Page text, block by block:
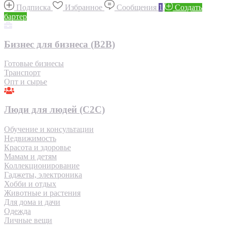
Подписка
Избранное Сообщения 1
Создать
бартер
Бизнес для бизнеса (B2B)
Готовые бизнесы
Транспорт
Опт и сырье
Люди для людей (С2С)
Обучение и консультации
Недвижимость
Красота и здоровье
Мамам и детям
Коллекционирование
Гаджеты, электроника
Хобби и отдых
Животные и растения
Для дома и дачи
Одежда
Личные вещи